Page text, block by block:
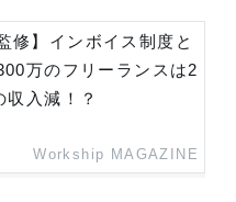
修】インボイス制度と
万のフリーランスは2
収入減！？
Workship MAGAZINE